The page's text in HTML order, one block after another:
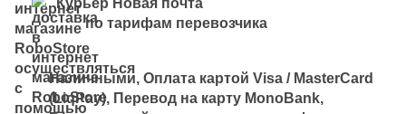
по тарифам перевозчика
Наличными, Оплата картой Visa / MasterCard
(LiqPay), Перевод на карту MonoBank,